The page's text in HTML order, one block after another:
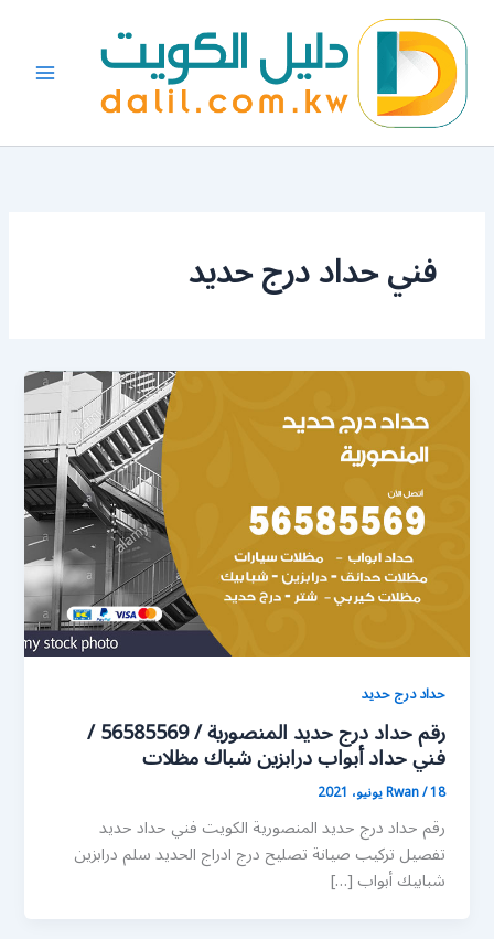
المحتوى
فني حداد درج حديد
حداد درج حديد
رقم حداد درج حديد المنصورية / 56585569 /
فني حداد أبواب درابزين شباك مظلات
Rwan/18 يونيو، 2021
رقم حداد درج حديد المنصورية الكويت فني حداد حديد
تفصيل تركيب صيانة تصليح درج ادراج الحديد سلم درابزين
شبابيك أبواب […]